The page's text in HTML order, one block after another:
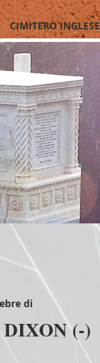
CIMITERO INGLESE
(-)
di